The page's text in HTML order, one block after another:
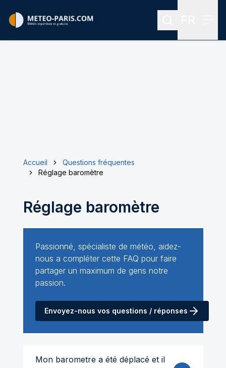
Rechercher
Accueil
Questions fréquentes
Réglage baromètre
Réglage baromètre
Passionné, spécialiste de météo, aidez-
nous a compléter cette FAQ pour faire
partager un maximum de gens notre
passion.
Envoyez-nous vos questions / réponses
Mon barometre a été déplacé et il